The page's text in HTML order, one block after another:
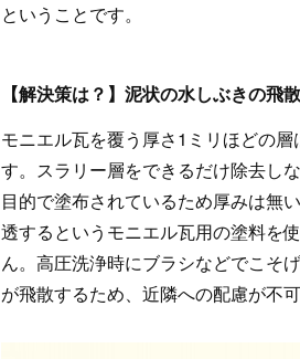
ということです。
【解決策は？】泥状の水しぶきの
モニエル瓦を覆う厚さ1ミリほどの
す。スラリー層をできるだけ除去し
目的で塗布されているため厚みは無
透するというモニエル瓦用の塗料を
ん。高圧洗浄時にブラシなどでこそ
が飛散するため、近隣への配慮が不可